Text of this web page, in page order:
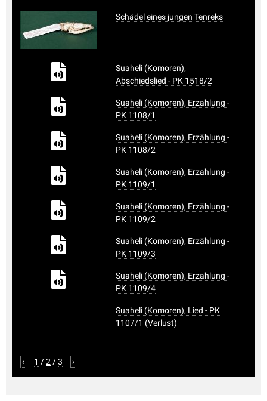
Schädel eines jungen Tenreks
Suaheli (Komoren),
Abschiedslied - PK 1518/2
Suaheli (Komoren), Erzählung -
PK 1108/1
Suaheli (Komoren), Erzählung -
PK 1108/2
Suaheli (Komoren), Erzählung -
PK 1109/1
Suaheli (Komoren), Erzählung -
PK 1109/2
Suaheli (Komoren), Erzählung -
PK 1109/3
Suaheli (Komoren), Erzählung -
PK 1109/4
Suaheli (Komoren), Lied - PK
1107/1 (Verlust)
‹ 1 /2 /3 ›